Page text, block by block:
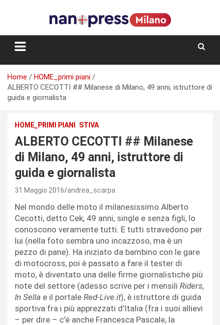
Storie e facce di una città
Home
HOME_primi piani
ALBERTO CECOTTI ## Milanese di Milano, 49 anni, istruttore di
guida e giornalista
HOME_PRIMI PIANI STIVA
ALBERTO CECOTTI ## Milanese
di Milano, 49 anni, istruttore di
guida e giornalista
31 Maggio 2016 andrea_scarpa
Nel mondo delle moto il milanesissimo Alberto
Cecotti, detto Cek, 49 anni, single e senza figli, lo
conoscono veramente tutti. E tutti stravedono per
lui (nella foto sembra uno incazzoso, ma è un
pezzo di pane). Ha iniziato da bambino con le gare
di motocross, poi è passato a fare il tester di
moto, è diventato una delle firme giornalistiche più
note del settore (adesso scrive per i mensili Riders,
In Sella e il portale Red-Live.it), è istruttore di guida
sportiva fra i più apprezzati d’Italia (fra i suoi allievi
– per dire – c’è anche Francesca Pascale, la